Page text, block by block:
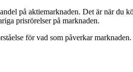
på aktiemarknaden. Det är när du
prisrörelser på marknaden.
för vad som påverkar